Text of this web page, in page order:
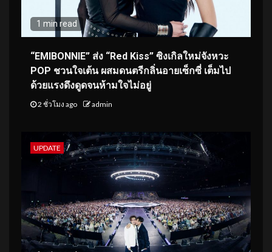
1 min read
“EMIBONNIE” ส่ง “Red Kiss” ซิงเกิลใหม่จังหวะ
POP ชวนใจเต้น ผสมดนตรีกลิ่นอายเซ็กซี่ เต็มไป
ด้วยแรงดึงดูดจนห้ามใจไม่อยู่
2 ชั่วโมง ago admin
UPDATE